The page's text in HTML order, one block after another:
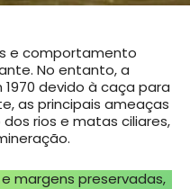
e comportamento
No entanto, a
devido à caça para
as principais ameaças
rios e matas ciliares,
margens preservadas,